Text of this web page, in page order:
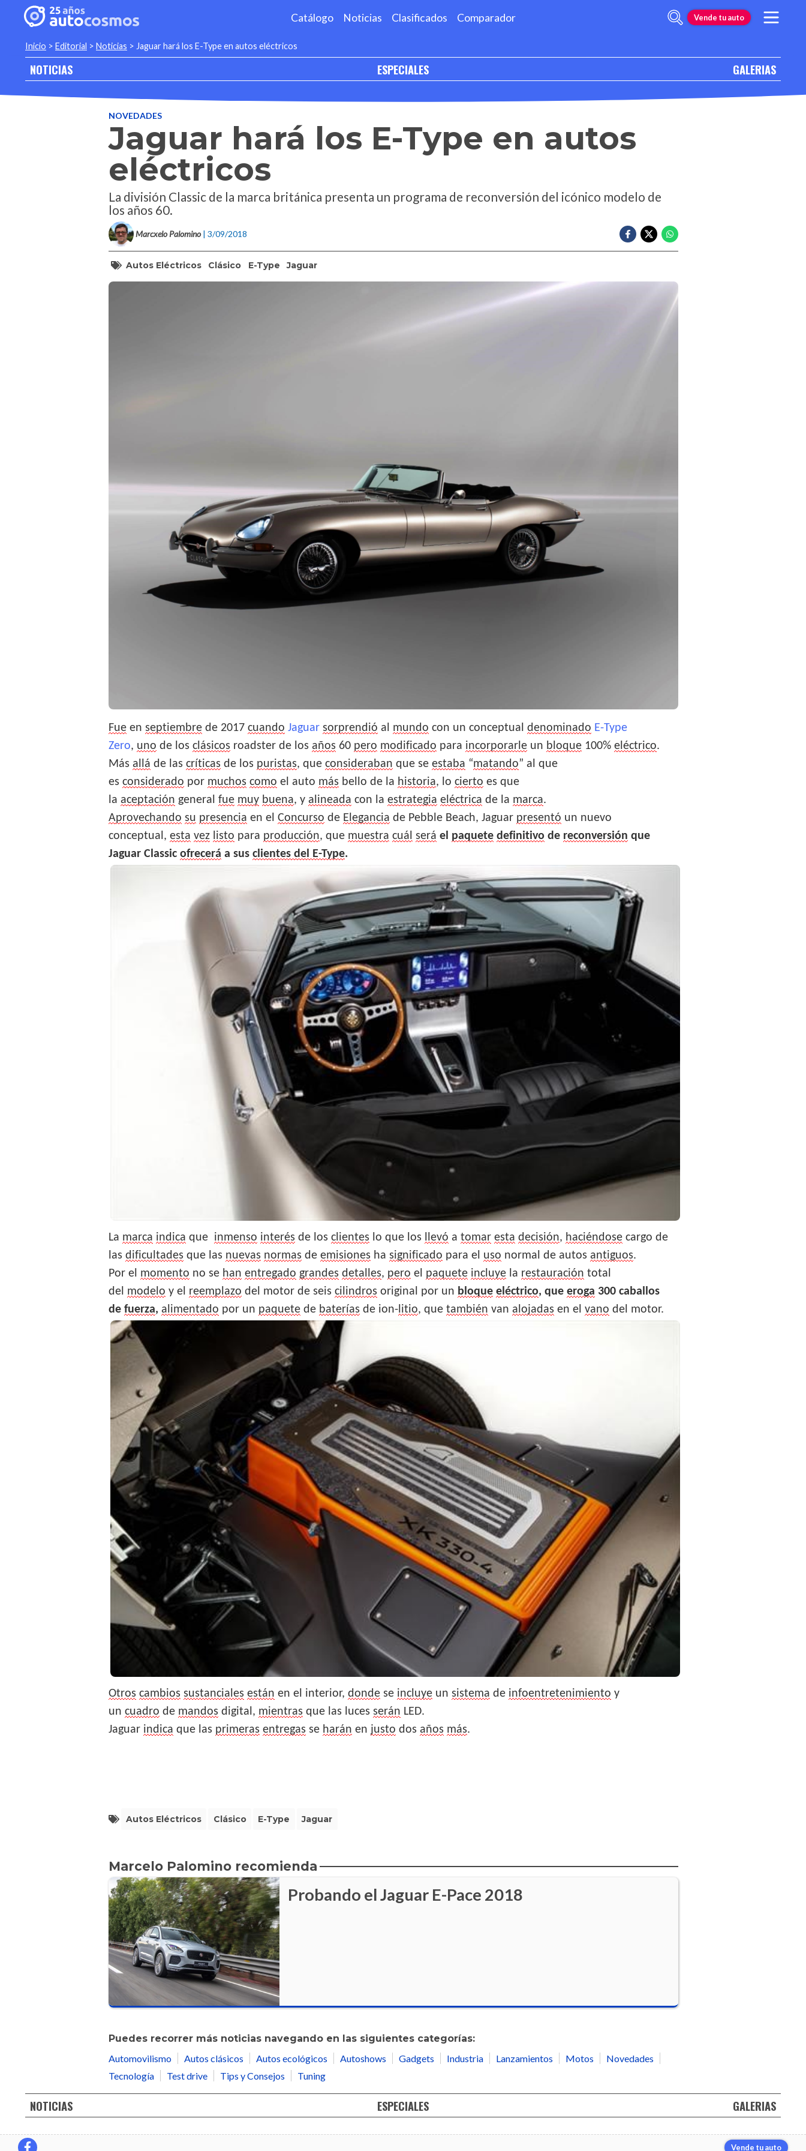
Catálogo Noticias Clasificados Comparador Vende tu auto
Inicio > Editorial > Noticias > Jaguar hará los E-Type en autos eléctricos
NOTICIAS ESPECIALES GALERIAS
NOVEDADES
Jaguar hará los E-Type en autos
eléctricos
La división Classic de la marca británica presenta un programa de reconversión del icónico modelo de
los años 60.
Marcxelo Palomino | 3/09/2018
Autos Eléctricos Clásico E-Type Jaguar
Fue en septiembre de 2017 cuando Jaguar sorprendió al mundo con un conceptual denominado E-Type
Zero, uno de los clásicos roadster de los años 60 pero modificado para incorporarle un bloque 100% eléctrico.
Más allá de las críticas de los puristas, que consideraban que se estaba “matando” al que
es considerado por muchos como el auto más bello de la historia, lo cierto es que
la aceptación general fue muy buena, y alineada con la estrategia eléctrica de la marca.
Aprovechando su presencia en el Concurso de Elegancia de Pebble Beach, Jaguar presentó un nuevo
conceptual, esta vez listo para producción, que muestra cuál será el paquete definitivo de reconversión que
Jaguar Classic ofrecerá a sus clientes del E-Type.
La marca indica que inmenso interés de los clientes lo que los llevó a tomar esta decisión, haciéndose cargo de
las dificultades que las nuevas normas de emisiones ha significado para el uso normal de autos antiguos.
Por el momento no se han entregado grandes detalles, pero el paquete incluye la restauración total
del modelo y el reemplazo del motor de seis cilindros original por un bloque eléctrico, que eroga 300 caballos
de fuerza, alimentado por un paquete de baterías de ion-litio, que también van alojadas en el vano del motor.
Otros cambios sustanciales están en el interior, donde se incluye un sistema de infoentretenimiento y
un cuadro de mandos digital, mientras que las luces serán LED.
Jaguar indica que las primeras entregas se harán en justo dos años más.
Autos Eléctricos Clásico E-Type Jaguar
Marcelo Palomino recomienda
Probando el Jaguar E-Pace 2018
Puedes recorrer más noticias navegando en las siguientes categorías:
Automovilismo
Autos clásicos Autos ecológicos Autoshows Gadgets Industria Lanzamientos Motos
Novedades
Tecnología
Test drive Tips y Consejos Tuning
NOTICIAS ESPECIALES GALERIAS
Vende tu auto